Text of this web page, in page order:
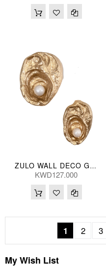
ZULO WALL DECO GLD (S/2)
KWD127.000
PageYou're
1 Page
2 3
My Wish List